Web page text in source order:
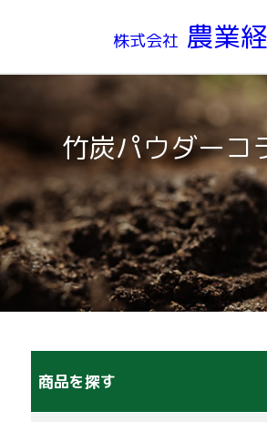
株式会社 農業
竹炭パウダーコ
商品を探す